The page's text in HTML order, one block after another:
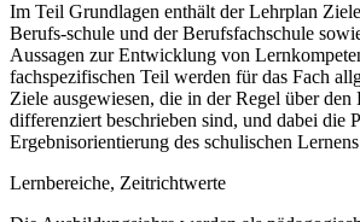
Im Teil Grundlagen enthält der Lehrplan
Berufs-schule und der Berufsfachschule
Aussagen zur Entwicklung von
fachspezifischen Teil werden für das Fach
Ziele ausgewiesen, die in der Regel über den
differenziert beschrieben sind, und dabei die
Ergebnisorientierung des schulischen
Lernbereiche, Zeitrichtwerte